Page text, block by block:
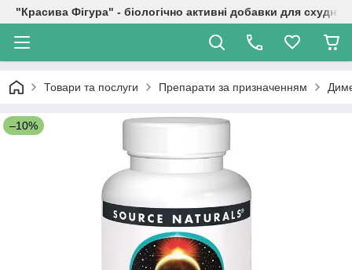
"Красива Фігура" - біологічно активні добавки для
Товари та послуги Препарати за призначенням
–10%